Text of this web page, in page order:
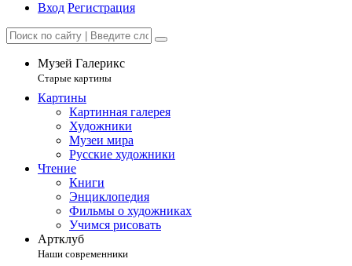
Вход Регистрация
Музей Галерикс
Старые картины
Картины
Картинная галерея
Художники
Музеи мира
Русские художники
Чтение
Книги
Энциклопедия
Фильмы о художниках
Учимся рисовать
Артклуб
Наши современники